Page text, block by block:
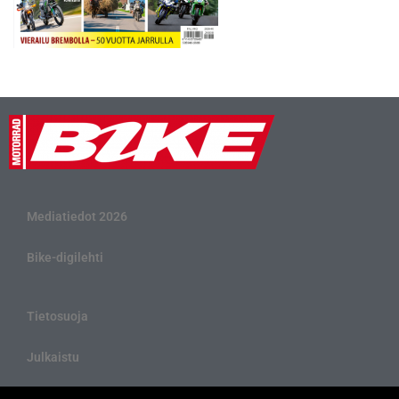
Mediatiedot 2026
Bike-digilehti
Tietosuoja
Julkaistu